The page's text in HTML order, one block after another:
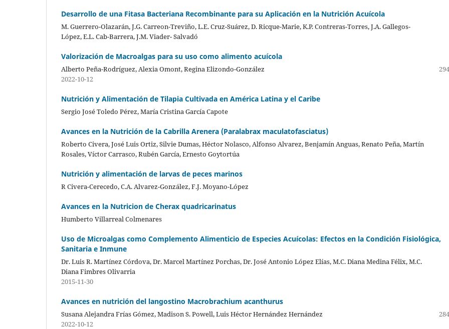
Desarrollo de una Fitasa Bacteriana Recombinante para su Aplicación en la Nutrición Acuícola
M. Guerrero-Olazarán, J.G. Carreon-Treviño, L.E. Cruz-Suárez, D. Ricque-Marie, K.P. Contreras-Torres, J.A. Gallegos-
López, E.L. Cab-Barrera, J.M. Viader- Salvadó
Valorización de Macroalgas para su uso como alimento acuícola
Alberto Peña-Rodríguez, Alexia Omont, Regina Elizondo-González
2022-10-12
Nutrición y Alimentación de Tilapia Cultivada en América Latina y el Caribe
Sergio José Toledo Pérez, María Cristina García Capote
Avances en la Nutrición de la Cabrilla Arenera (Paralabrax maculatofasciatus)
Roberto Civera, José Luis Ortiz, Silvie Dumas, Héctor Nolasco, Alfonso Alvarez, Benjamín Anguas, Renato Peña, Martín
Rosales, Víctor Carrasco, Rubén García, Ernesto Goytortúa
Nutrición y alimentación de larvas de peces marinos
R Civera-Cerecedo, C.A. Alvarez-González, F.J. Moyano-López
Avances en la Nutricion de Cherax quadricarinatus
Humberto Villarreal Colmenares
Uso de Microalgas como Complemento Alimenticio de Especies Acuícolas: Efectos en la Condición Fisiológica,
Sanitaria e Inmune
Dr. Luis R. Martínez Córdova, Dr. Marcel Martínez Porchas, Dr. José Antonio López Elías, M.C. Diana Medina Félix, M.C.
Diana Fimbres Olivarria
2015-11-30
Avances en nutrición del langostino Macrobrachium acanthurus
Susana Alejandra Frías Gómez, Madison S. Powell, Luis Héctor Hernández Hernández
2022-10-12